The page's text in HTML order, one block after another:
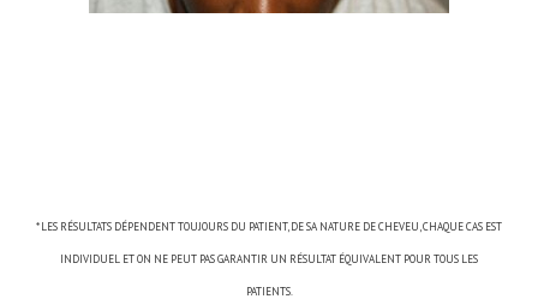
* LES RÉSULTATS DÉPENDENT TOUJOURS DU PATIENT, DE SA NATURE DE CHEVEU, CHAQUE CAS EST
INDIVIDUEL ET ON NE PEUT PAS GARANTIR UN RÉSULTAT ÉQUIVALENT POUR TOUS LES
PATIENTS.